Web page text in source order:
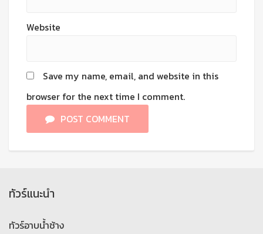
Website
Save my name, email, and website in this
browser for the next time I comment.
POST COMMENT
ทัวร์แนะนำ
ทัวร์อาบน้ำช้าง